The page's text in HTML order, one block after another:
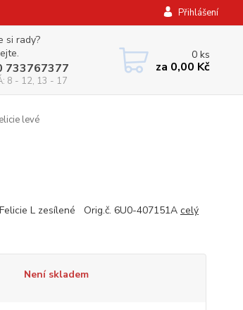
Přihlášení
si rady?
733767377
8 - 12, 13 - 17
0 ks
za 0,00 Kč
levé
L zesílené Orig.č. 6U0-407151A celý
Není skladem